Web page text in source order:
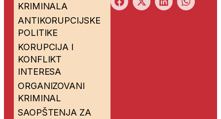
KRIMINALA
ANTIKORUPCIJSKE
POLITIKE
KORUPCIJA I
KONFLIKT
INTERESA
ORGANIZOVANI
KRIMINAL
SAOPŠTENJA ZA